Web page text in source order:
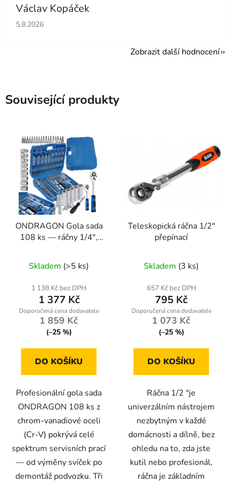
Václav Kopáček
Hodnocení obchodu je 5 z 5 hvězdiček.
5.8.2026
Zobrazit další hodnocení
Související produkty
ONDRAGON Gola sada
108 ks — ráčny 1/4",
kufr
hodnocení
produktu
je
3,8
z
hvězdiček.
Skladem (>5 ks)
1 138 Kč bez DPH
1 377 Kč
1 859 Kč
(–25 %)
DO KOŠÍKU
Profesionální gola sada
ONDRAGON 108 ks z
chrom-vanadiové oceli
(Cr-V) pokrývá celé
spektrum servisních prací
— od výměny svíček po
demontáž podvozku. Tři
Teleskopická ráčna 1/2"
přepínací
Skladem (3 ks)
657 Kč bez DPH
795 Kč
1 073 Kč
(–25 %)
DO KOŠÍKU
Ráčna 1/2 "je
univerzálním nástrojem
nezbytným v každé
domácnosti a dílně, bez
ohledu na to, zda jste
kutil nebo profesionál,
ráčna je základním